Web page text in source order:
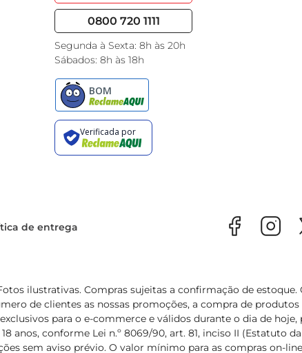
0800 720 1111
Segunda à Sexta: 8h às 20h
Sábados: 8h às 18h
de entrega
ilustrativas. Compras sujeitas a confirmação de estoque.
de clientes as nossas promoções, a compra de
para o e-commerce e válidos durante o dia de hoje,
anos, conforme Lei n.º 8069/90, art. 81, inciso II (Estatuto
sem aviso prévio. O valor mínimo para as compras on-